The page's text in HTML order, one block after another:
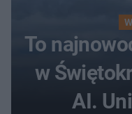
To
w
AI.